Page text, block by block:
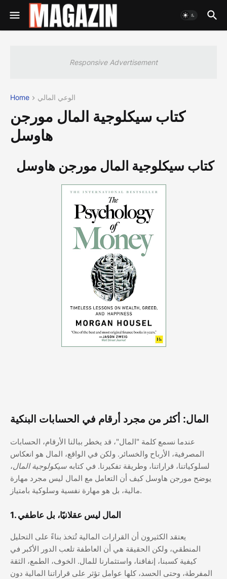
Responsive Advertisement
Home الوعي المالي
كتاب سيكلوجية المال مورجن
هاوسل
كتاب سيكلوجية المال مورجن هاوسل
المال: أكثر من مجرد أرقام في الحسابات البنكية
عندما نسمع كلمة "المال"، قد يخطر ببالنا الأرقام، الحسابات
المصرفية، الأرباح والخسائر. ولكن في الواقع، المال هو انعكاس
لسلوكياتنا، قراراتنا، وطريقة تفكيرنا. في كتابه سيكولوجية المال،
يوضح مورجن هاوسل كيف أن التعامل مع المال ليس مجرد مهارة
مالية، بل هو مهارة نفسية وسلوكية بامتياز.
1. المال ليس عقلانيًا، بل عاطفي
يعتقد الكثيرون أن القرارات المالية تُتخذ بناءً على التحليل
المنطقي، ولكن الحقيقة هي أن العاطفة تلعب الدور الأكبر في
كيفية كسبنا، إنفاقنا، واستثمارنا للمال. الخوف، الطمع، الثقة
المفرطة، وحتى الحسد، كلها عوامل تؤثر على قراراتنا المالية دون